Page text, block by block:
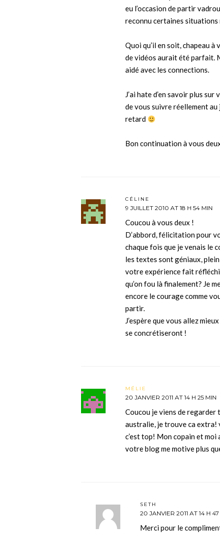
eu l’occasion de partir
reconnu certaines situations
Quoi qu’il en soit, chapeau à
de vidéos aurait été parfait.
aidé avec les connections.
J’ai hate d’en savoir plus
de vous suivre réellement
retard
Bon continuation à vous
CÉLINE
9 JUILLET 2010 AT 18 H 54 MIN
Coucou à vous deux !
D’abbord, félicitation pour
chaque fois que je venais le
les textes sont géniaux,
votre expérience fait
qu’on fou là finalement? Je
encore le courage comme
partir.
J’espère que vous allez
se concrétiseront !
MÉLIE
20 JANVIER 2011 AT 14 H 25 MIN
Coucou je viens de
australie, je trouve ca extra!
c’est top! Mon copain et
votre blog me motive plus
SETH
20 JANVIER 2011 AT 14 H
Merci pour le